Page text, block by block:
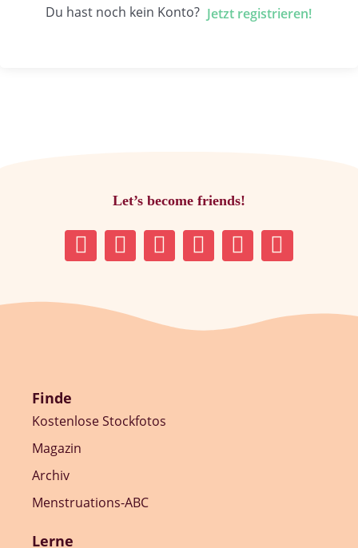
Du hast noch kein Konto? Jetzt registrieren!
Let’s become friends!
Finde
Kostenlose Stockfotos
Magazin
Archiv
Menstruations-ABC
Lerne